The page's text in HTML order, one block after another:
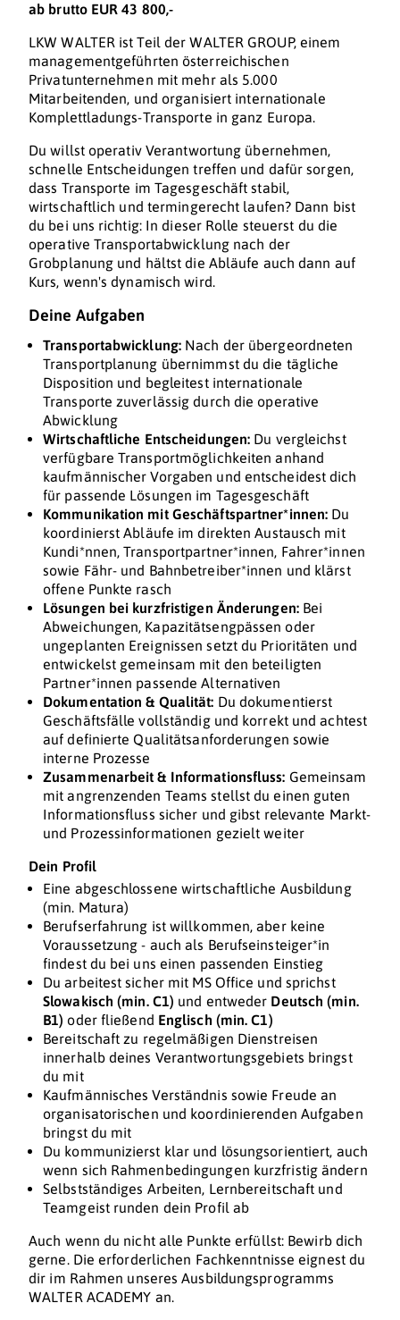
ab brutto EUR 43 800,-
LKW WALTER ist Teil der WALTER GROUP, einem
managementgeführten österreichischen
Privatunternehmen mit mehr als 5.000
Mitarbeitenden, und organisiert internationale
Komplettladungs-Transporte in ganz Europa.
Du willst operativ Verantwortung übernehmen,
schnelle Entscheidungen treffen und dafür sorgen,
dass Transporte im Tagesgeschäft stabil,
wirtschaftlich und termingerecht laufen? Dann bist
du bei uns richtig: In dieser Rolle steuerst du die
operative Transportabwicklung nach der
Grobplanung und hältst die Abläufe auch dann auf
Kurs, wenn's dynamisch wird.
Deine Aufgaben
Transportabwicklung: Nach der übergeordneten
Transportplanung übernimmst du die tägliche
Disposition und begleitest internationale
Transporte zuverlässig durch die operative
Abwicklung
Wirtschaftliche Entscheidungen: Du vergleichst
verfügbare Transportmöglichkeiten anhand
kaufmännischer Vorgaben und entscheidest dich
für passende Lösungen im Tagesgeschäft
Kommunikation mit Geschäftspartner*innen: Du
koordinierst Abläufe im direkten Austausch mit
Kundi*nnen, Transportpartner*innen, Fahrer*innen
sowie Fähr- und Bahnbetreiber*innen und klärst
offene Punkte rasch
Lösungen bei kurzfristigen Änderungen: Bei
Abweichungen, Kapazitätsengpässen oder
ungeplanten Ereignissen setzt du Prioritäten und
entwickelst gemeinsam mit den beteiligten
Partner*innen passende Alternativen
Dokumentation & Qualität: Du dokumentierst
Geschäftsfälle vollständig und korrekt und achtest
auf definierte Qualitätsanforderungen sowie
interne Prozesse
Zusammenarbeit & Informationsfluss: Gemeinsam
mit angrenzenden Teams stellst du einen guten
Informationsfluss sicher und gibst relevante Markt-
und Prozessinformationen gezielt weiter
Dein Profil
Eine abgeschlossene wirtschaftliche Ausbildung
(min. Matura)
Berufserfahrung ist willkommen, aber keine
Voraussetzung - auch als Berufseinsteiger*in
findest du bei uns einen passenden Einstieg
Du arbeitest sicher mit MS Office und sprichst
Slowakisch(min. C1) und entweder Deutsch (min.
B1) oder fließend Englisch (min. C1)
Bereitschaft zu regelmäßigen Dienstreisen
innerhalb deines Verantwortungsgebiets bringst
du mit
Kaufmännisches Verständnis sowie Freude an
organisatorischen und koordinierenden Aufgaben
bringst du mit
Du kommunizierst klar und lösungsorientiert, auch
wenn sich Rahmenbedingungen kurzfristig ändern
Selbstständiges Arbeiten, Lernbereitschaft und
Teamgeist runden dein Profil ab
Auch wenn du nicht alle Punkte erfüllst: Bewirb dich
gerne. Die erforderlichen Fachkenntnisse eignest du
dir im Rahmen unseres Ausbildungsprogramms
WALTER ACADEMY an.